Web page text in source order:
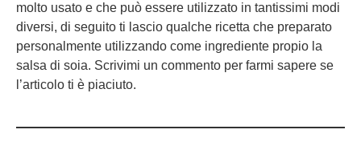
molto usato e che può essere utilizzato in tantissimi modi
diversi, di seguito ti lascio qualche ricetta che preparato
personalmente utilizzando come ingrediente propio la
salsa di soia. Scrivimi un commento per farmi sapere se
l’articolo ti è piaciuto.